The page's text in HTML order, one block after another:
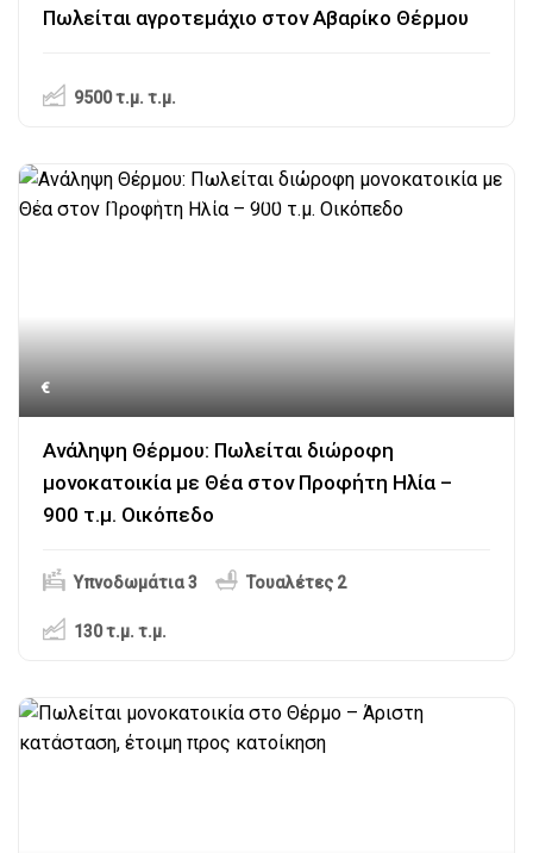
Πωλείται αγροτεμάχιο στον Αβαρίκο Θέρμου
9500 τ.μ. τ.μ.
Αιτωλοακαρνανία Ανάληψη Θέρμου
€
Ανάληψη Θέρμου: Πωλείται διώροφη
μονοκατοικία με Θέα στον Προφήτη Ηλία –
900 τ.μ. Οικόπεδο
Υπνοδωμάτια 3 Τουαλέτες 2
130 τ.μ. τ.μ.
Αιτωλοακαρνανία